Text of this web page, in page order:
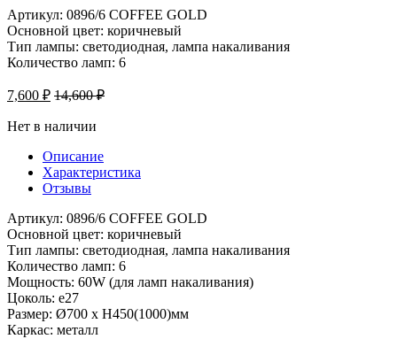
Артикул: 0896/6 COFFEE GOLD
Основной цвет: коричневый
Тип лампы: светодиодная, лампа накаливания
Количество ламп: 6
7,600 ₽ 14,600₽
Нет в наличии
Описание
Характеристика
Отзывы
Артикул: 0896/6 COFFEE GOLD
Основной цвет: коричневый
Тип лампы: светодиодная, лампа накаливания
Количество ламп: 6
Мощность: 60W (для ламп накаливания)
Цоколь: e27
Размер: Ø700 x H450(1000)мм
Каркас: металл